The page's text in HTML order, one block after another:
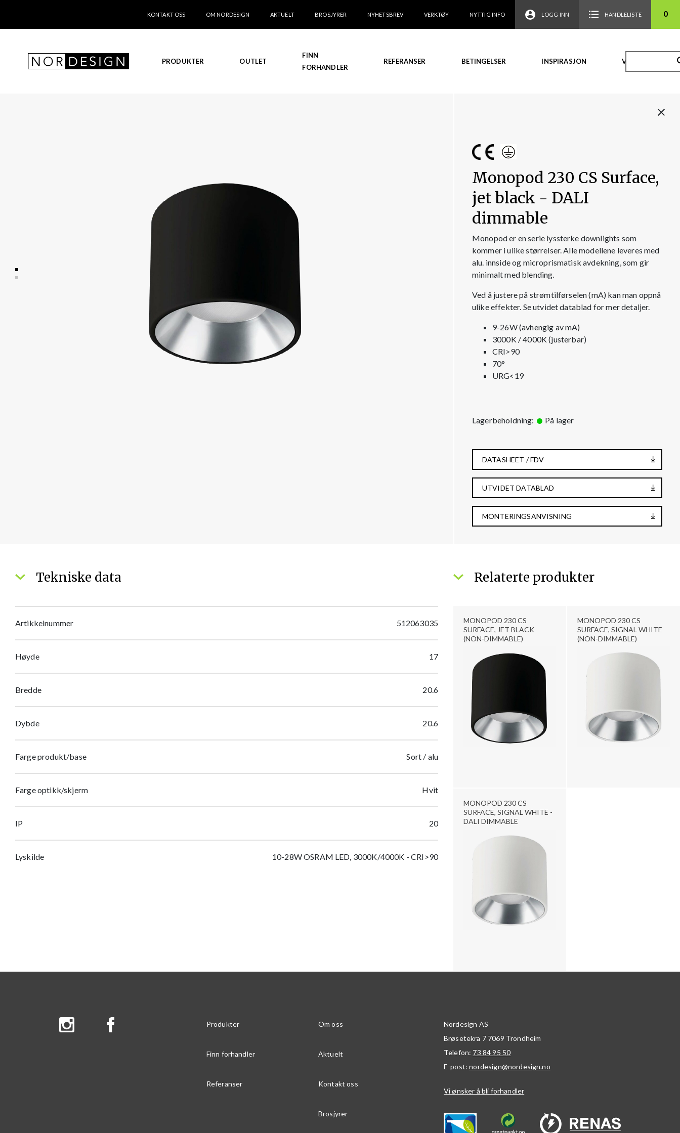
KONTAKT OSS OM NORDESIGN AKTUELT BROSJYRER NYHETSBREV VERKTØY NYTTIG INFO LOGG INN HANDLELISTE 0
PRODUKTER OUTLET
FINN
FORHANDLER
REFERANSER BETINGELSER INSPIRASJON VIDEO
Monopod 230 CS Surface,
jet black - DALI
dimmable
Monopod er en serie lyssterke downlights som
kommer i ulike størrelser. Alle modellene leveres med
alu. innside og microprismatisk avdekning, som gir
minimalt med blending.
Ved å justere på strømtilførselen (mA) kan man oppnå
ulike effekter. Se utvidet datablad for mer detaljer.
9-26W (avhengig av mA)
3000K / 4000K (justerbar)
CRI>90
70°
URG<19
Lagerbeholdning: På lager
DATASHEET / FDV
UTVIDET DATABLAD
MONTERINGSANVISNING
Tekniske data
Artikkelnummer 512063035
Høyde 17
Bredde 20.6
Dybde 20.6
Farge produkt/base Sort / alu
Farge optikk/skjerm Hvit
IP 20
Lyskilde 10-28W OSRAM LED, 3000K/4000K - CRI>90
Relaterte produkter
MONOPOD 230 CS
SURFACE, JET BLACK
(NON-DIMMABLE)
MONOPOD 230 CS
SURFACE, SIGNAL WHITE
(NON-DIMMABLE)
MONOPOD 230 CS
SURFACE, SIGNAL WHITE -
DALI DIMMABLE
Produkter Om oss
Finn forhandler Aktuelt
Referanser Kontakt oss
Brosjyrer
Nordesign AS
Brøsetekra 7 7069 Trondheim
Telefon: 73 84 95 50
E-post:nordesign@nordesign.no
Vi ønsker å bli forhandler